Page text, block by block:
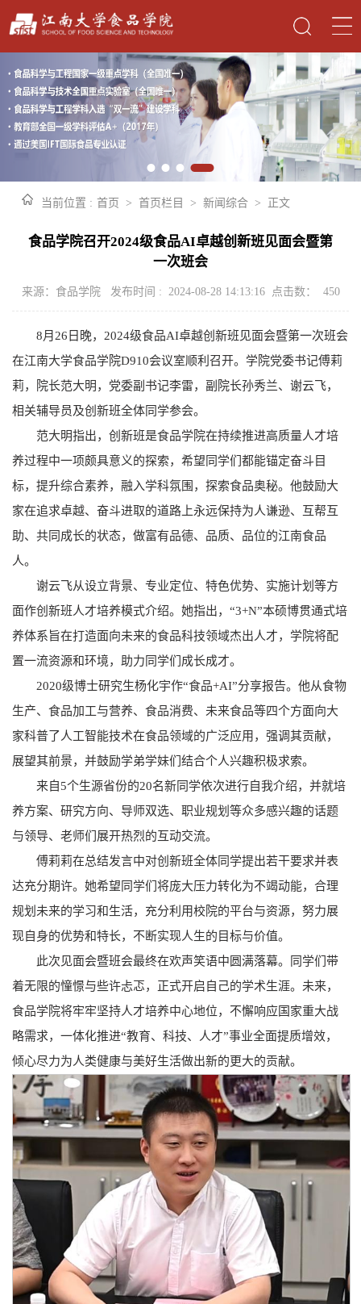
当前位置 : 首页 > 首页栏目 > 新闻综合 > 正文
食品学院召开2024级食品AI卓越创新班见面会暨第
一次班会
来源：食品学院 发布时间 : 2024-08-28 14:13:16 点击数： 450
8月26日晚，2024级食品AI卓越创新班见面会暨第一次班会
在江南大学食品学院D910会议室顺利召开。学院党委书记傅莉
莉，院长范大明，党委副书记李雷，副院长孙秀兰、谢云飞，
相关辅导员及创新班全体同学参会。
范大明指出，创新班是食品学院在持续推进高质量人才培
养过程中一项颇具意义的探索，希望同学们都能锚定奋斗目
标，提升综合素养，融入学科氛围，探索食品奥秘。他鼓励大
家在追求卓越、奋斗进取的道路上永远保持为人谦逊、互帮互
助、共同成长的状态，做富有品德、品质、品位的江南食品
人。
谢云飞从设立背景、专业定位、特色优势、实施计划等方
面作创新班人才培养模式介绍。她指出，“3+N”本硕博贯通式培
养体系旨在打造面向未来的食品科技领域杰出人才，学院将配
置一流资源和环境，助力同学们成长成才。
2020级博士研究生杨化宇作“食品+AI”分享报告。他从食物
生产、食品加工与营养、食品消费、未来食品等四个方面向大
家科普了人工智能技术在食品领域的广泛应用，强调其贡献，
展望其前景，并鼓励学弟学妹们结合个人兴趣积极求索。
来自5个生源省份的20名新同学依次进行自我介绍，并就培
养方案、研究方向、导师双选、职业规划等众多感兴趣的话题
与领导、老师们展开热烈的互动交流。
傅莉莉在总结发言中对创新班全体同学提出若干要求并表
达充分期许。她希望同学们将庞大压力转化为不竭动能，合理
规划未来的学习和生活，充分利用校院的平台与资源，努力展
现自身的优势和特长，不断实现人生的目标与价值。
此次见面会暨班会最终在欢声笑语中圆满落幕。同学们带
着无限的憧憬与些许忐忑，正式开启自己的学术生涯。未来，
食品学院将牢牢坚持人才培养中心地位，不懈响应国家重大战
略需求，一体化推进“教育、科技、人才”事业全面提质增效，
倾心尽力为人类健康与美好生活做出新的更大的贡献。